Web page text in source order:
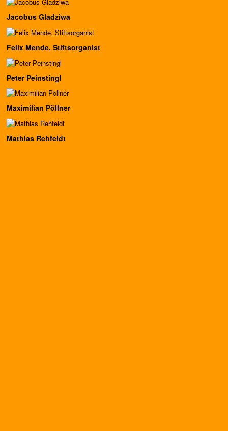
Jacobus Gladziwa
Felix Mende, Stiftsorganist
Peter Peinstingl
Maximilian Pöllner
Mathias Rehfeldt